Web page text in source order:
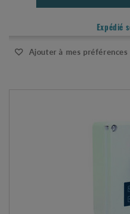
Expédié
Ajouter à mes préférences